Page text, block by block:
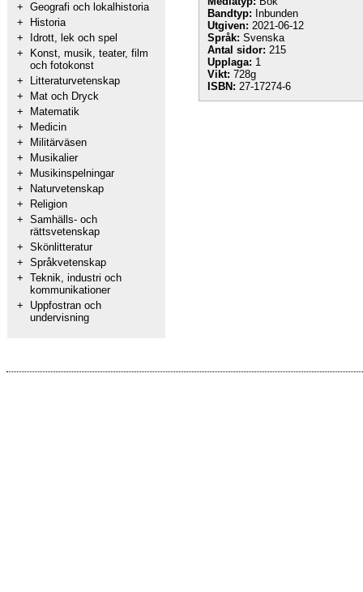
+ Geografi och lokalhistoria
+
Historia
+
Idrott, lek och spel
+
Konst, musik, teater, film
och fotokonst
+
Litteraturvetenskap
+
Mat och Dryck
+
Matematik
+
Medicin
+
Militärväsen
+
Musikalier
+
Musikinspelningar
+
Naturvetenskap
+
Religion
+ Samhälls- och
rättsvetenskap
+ Skönlitteratur
+ Språkvetenskap
+ Teknik, industri och
kommunikationer
+
Uppfostran och
undervisning
Bandtyp: Inbunden
Utgiven: 2021-06-12
Språk: Svenska
Antal sidor: 215
Upplaga: 1
Vikt: 728g
ISBN: 27-17274-6